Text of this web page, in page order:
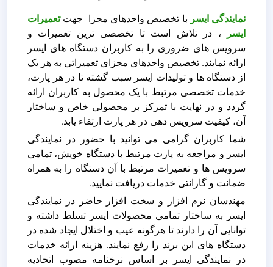
نمایندگی ایسر با تخصیص واحدهای مجزا جهتتعمیرات
ایسر
، در تلاش است تا تخصصی ترین تعمیرات و
سرویس های ضروری را به کاربران دستگاه های ایسر
ارائه نمایند. تخصیص واحدهای مجزای تعمیراتی به هر یک
از دستگاه ها و تولیدات ایسر سبب گشته تا در هر پارت،
خدمات تخصصی مرتبط با یک محصول به کاربران ارائه
گردد و در نهایت با تمرکز بر محصولی خاص و ساختار
آن، کیفیت سرویس دهی در هر پارت ارتقاء یابد.
شما کاربران گرامی می توانید با حضور در نمایندگی
ایسر و مراجعه به پارت مرتبط با دستگاه خویش، تمامی
سرویس ها و تعمیرات مرتبط با آن دستگاه را به همراه
ضمانت و گارانتی خدمات دریافت نمایید.
مهندسان نرم افزار و سخت افزار حاضر در نمایندگی
ایسر به ساختار تمامی محصولات ایسر تسلط داشته و
توانایی آن را دارند تا هرگونه عیب و اختلال ایجاد شده در
دستگاه های این برند را رفع نمایند. هزینه ارائه خدمات
در نمایندگی ایسر بر اساس نرخنامه مصوب اتحادیه